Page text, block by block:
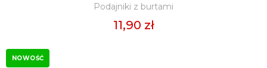
Podajniki z burtami
11,90 zł
NOWOŚĆ